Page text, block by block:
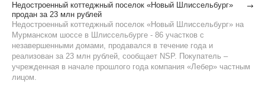
Недостроенный коттеджный поселок «Новый Шлиссельбург»
продан за 23 млн рублей
Недостроенный коттеджный поселок «Новый Шлиссельбург» на
Мурманском шоссе в Шлиссельбурге - 86 участков с
незавершенными домами, продавался в течение года и
реализован за 23 млн рублей, сообщает NSP. Покупатель –
учрежденная в начале прошлого года компания «Лебер» частным
лицом.